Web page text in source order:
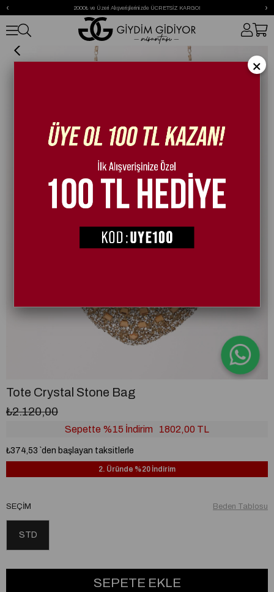
2000₺ ve Üzeri Alışverişlerinizde ÜCRETSİZ KARGO!
‹ ›
Tote Crystal Stone Bag
Tote Crystal Stone Bag
₺2.120,00
Sepette %15 İndirim 1802,00 TL
₺374,53 `den başlayan taksitlerle
2. Üründe %20 İndirim
Beden Tablosu
SEÇIM
STD
×